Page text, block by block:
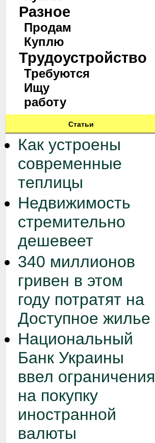
Разное
Продам
Куплю
Трудоустройство
Требуются
Ищу
работу
Статьи
Как устроены
современные
теплицы
Недвижимость
стремительно
дешевеет
340 миллионов
гривен в этом
году потратят на
Доступное жилье
Национальный
Банк Украины
ввел ограничения
на покупку
иностранной
валюты